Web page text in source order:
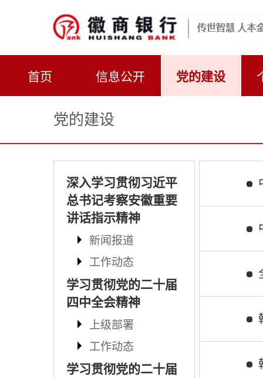
首页 信息公开 党的建设
党的建设
深入学习贯彻习近平
总书记考察安徽重要
讲话指示精神
新闻报道
工作动态
学习贯彻党的二十届
四中全会精神
上级部署
工作动态
学习贯彻党的二十届